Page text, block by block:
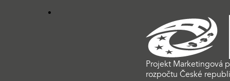
Projekt Marketingová
rozpočtu České